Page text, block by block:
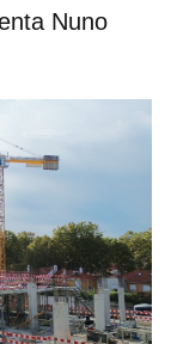
Nuno